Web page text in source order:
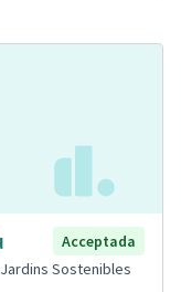
Acceptada
Sostenibles